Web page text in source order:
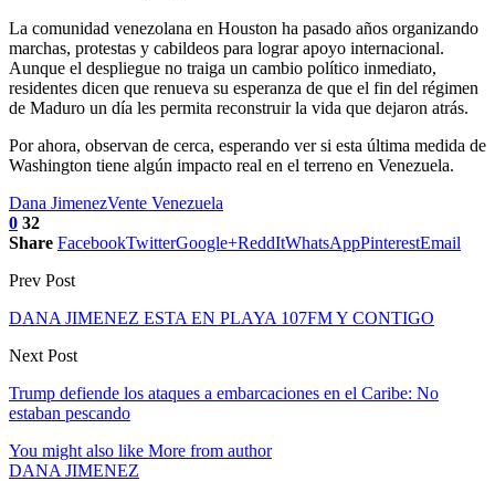
La comunidad venezolana en Houston ha pasado años organizando
marchas, protestas y cabildeos para lograr apoyo internacional.
Aunque el despliegue no traiga un cambio político inmediato,
residentes dicen que renueva su esperanza de que el fin del régimen
de Maduro un día les permita reconstruir la vida que dejaron atrás.
Por ahora, observan de cerca, esperando ver si esta última medida de
Washington tiene algún impacto real en el terreno en Venezuela.
Dana JimenezVente Venezuela
0 32
Share FacebookTwitterGoogle+ReddItWhatsAppPinterestEmail
Prev Post
DANA JIMENEZ ESTA EN PLAYA 107FM Y CONTIGO
Next Post
Trump defiende los ataques a embarcaciones en el Caribe: No
estaban pescando
You might also like More from author
DANA JIMENEZ